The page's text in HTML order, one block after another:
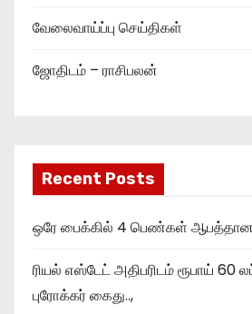
வேலைவாய்ப்பு செய்திகள்
ஜோதிடம் – ராசிபலன்
Recent Posts
ஒரே பைக்கில் 4 பெண்கள்
ரியல் எஸ்டேட் அதிபரிடம் ரூபாய் 60
புரோக்கர் கைது..,